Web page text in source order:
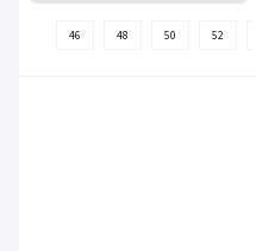
46 48 50 52